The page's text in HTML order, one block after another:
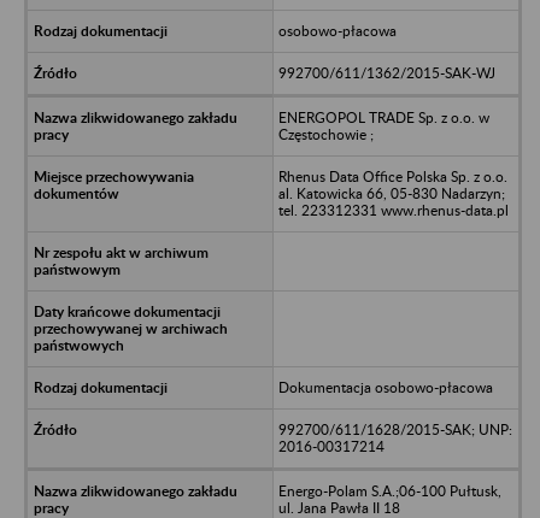
osobowo-płacowa
992700/611/1362/2015-SAK-WJ
ENERGOPOL TRADE Sp. z o.o. w
Częstochowie ;
Rhenus Data Office Polska Sp. z o.o.
al. Katowicka 66, 05-830 Nadarzyn;
tel. 223312331 www.rhenus-data.pl
Dokumentacja osobowo-płacowa
992700/611/1628/2015-SAK; UNP:
2016-00317214
Energo-Polam S.A.;06-100 Pułtusk,
ul. Jana Pawła II 18